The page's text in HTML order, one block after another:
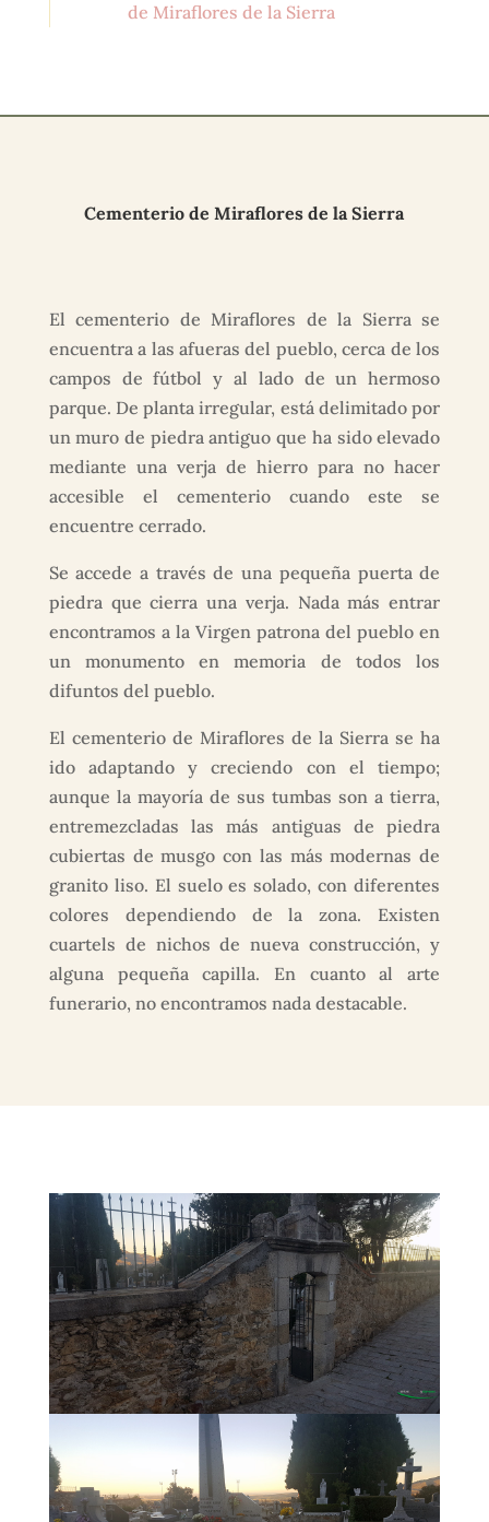
de Miraflores de la Sierra
Cementerio de Miraflores de la Sierra
El cementerio de Miraflores de la Sierra se
encuentra a las afueras del pueblo, cerca de los
campos de fútbol y al lado de un hermoso
parque. De planta irregular, está delimitado por
un muro de piedra antiguo que ha sido elevado
mediante una verja de hierro para no hacer
accesible el cementerio cuando este se
encuentre cerrado.
Se accede a través de una pequeña puerta de
piedra que cierra una verja. Nada más entrar
encontramos a la Virgen patrona del pueblo en
un monumento en memoria de todos los
difuntos del pueblo.
El cementerio de Miraflores de la Sierra se ha
ido adaptando y creciendo con el tiempo;
aunque la mayoría de sus tumbas son a tierra,
entremezcladas las más antiguas de piedra
cubiertas de musgo con las más modernas de
granito liso. El suelo es solado, con diferentes
colores dependiendo de la zona. Existen
cuartels de nichos de nueva construcción, y
alguna pequeña capilla. En cuanto al arte
funerario, no encontramos nada destacable.